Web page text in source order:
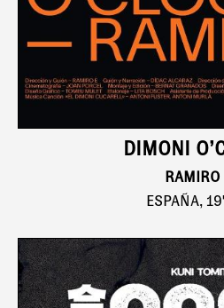
DIMONI
RAMIRO
ESPAÑA, 19'